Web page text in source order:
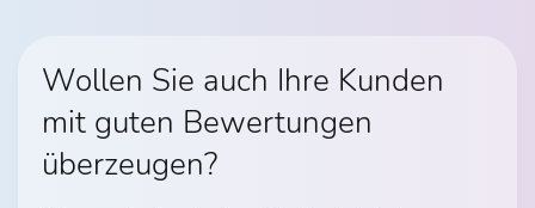
Wollen Sie auch Ihre Kunden
mit guten Bewertungen
überzeugen?